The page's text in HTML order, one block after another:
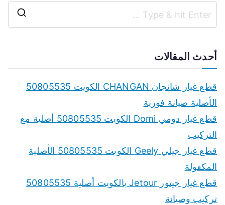
r
أحدث المقالات
قطع غيار شانجان CHANGAN الكويت 50805535
الأصلية صيانة فورية
قطع غيار دومي Domi الكويت 50805535 أصلية مع
التركيب
قطع غيار جيلي Geely الكويت 50805535 الأصلية
المكفولة
قطع غيار جيتور Jetour بالكويت أصلية 50805535
تركيب وصيانة